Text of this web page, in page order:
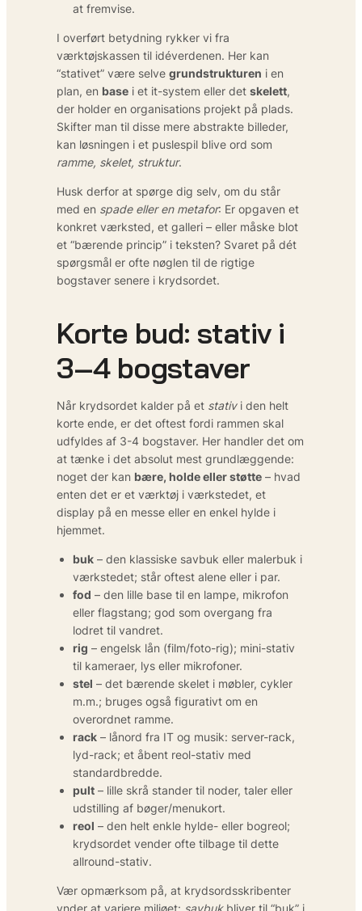
at fremvise.
I overført betydning rykker vi fra
værktøjskassen til idé­verdenen. Her kan
“stativet” være selve grund­strukturen i en
plan, en base i et it-system eller det skelett,
der holder en organisations projekt på plads.
Skifter man til disse mere abstrakte billeder,
kan løsningen i et puslespil blive ord som
ramme, skelet, struktur.
Husk derfor at spørge dig selv, om du står
med en spade eller en metafor: Er opgaven et
konkret værksted, et galleri – eller måske blot
et “bærende princip” i teksten? Svaret på dét
spørgsmål er ofte nøglen til de rigtige
bogstaver senere i krydsordet.
Korte bud: stativ i
3–4 bogstaver
Når krydsordet kalder på et stativi den helt
korte ende, er det oftest fordi rammen skal
udfyldes af 3-4 bogstaver. Her handler det om
at tænke i det absolut mest grundlæggende:
noget der kan bære, holde eller støtte – hvad
enten det er et værktøj i værkstedet, et
display på en messe eller en enkel hylde i
hjemmet.
buk – den klassiske savbuk eller malerbuk i
værkstedet; står oftest alene eller i par.
fod – den lille base til en lampe, mikrofon
eller flagstang; god som overgang fra
lodret til vandret.
rig – engelsk lån (film/foto-rig); mini-stativ
til kameraer, lys eller mikrofoner.
stel – det bærende skelet i møbler, cykler
m.m.; bruges også figurativt om en
overordnet ramme.
rack – lånord fra IT og musik: server-rack,
lyd-rack; et åbent reol-stativ med
standardbredde.
pult – lille skrå stander til noder, taler eller
udstilling af bøger/menukort.
reol – den helt enkle hylde- eller bogreol;
krydsordet vender ofte tilbage til dette
allround-stativ.
Vær opmærksom på, at krydsordsskribenter